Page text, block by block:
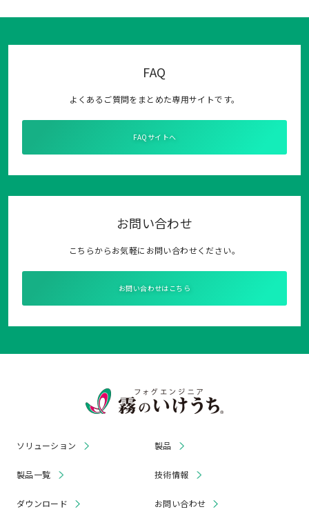
FAQ
よくあるご質問をまとめた専用サイトです。
FAQサイトへ
お問い合わせ
こちらからお気軽にお問い合わせください。
お問い合わせはこちら
ソリューション 製品
製品一覧 技術情報
ダウンロード お問い合わせ